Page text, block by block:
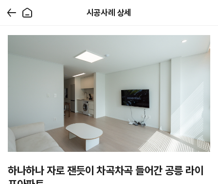
시공사례 상세
하나하나 자로 잰듯이 차곡차곡 들어간 공릉 라이